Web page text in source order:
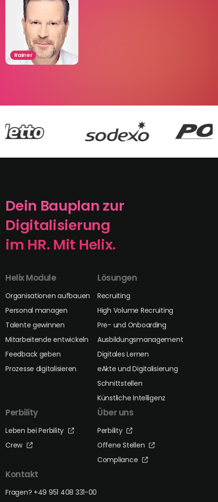
Rainer
Dein Bauplan zur
Digitalisierung
im HR. Mit Helix.
Helix Module
Organisationen aufbauen
Personal managen
Talente gewinnen
Mitarbeitende entwickeln
Feedback geben
Prozesse digitalisieren
Lösungen
Recruiting
High Volume Recruiting
Pre- und Onboarding
Ausbildungsmanagement
Digitales Lernen
eAkte und Digitalisierung
Schnittstellen
Künstliche Intelligenz
Perbility
Leben bei Perbility
Crew
Über uns
Perbility
Offene Stellen
Compliance
Kontakt
Fragen? +49 951 408 331-00